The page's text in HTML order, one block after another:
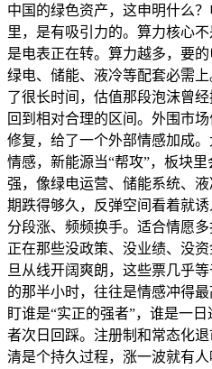
中国的绿色资产，这申明什么
里，是有吸引力的。算力核心
是电表正在转。算力越多，要
绿电、储能、液冷等配套必需
了很长时间，估值那段泡沫曾
回到相对合理的区间。外围市
修复，给了一个外部情感加成
情感，新能源当“帮攻”，板块
强，像绿电运营、储能系统、
期跌得够久，反弹空间看着就
分段涨、频频换手。适合情愿
正在那些没政策、没业绩、没
旦从线开阔爽朗，这些票几乎
的那半小时，往往是情感冲得
盯谁是“实正的强者”，谁是一
者次日回踩。注册制和常态化
清是个持久过程，涨一波就有